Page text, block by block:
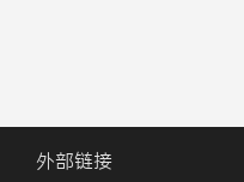
外部链接